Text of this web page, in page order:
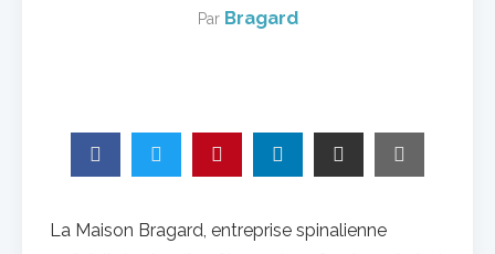
Par Bragard
La Maison Bragard, entreprise spinalienne